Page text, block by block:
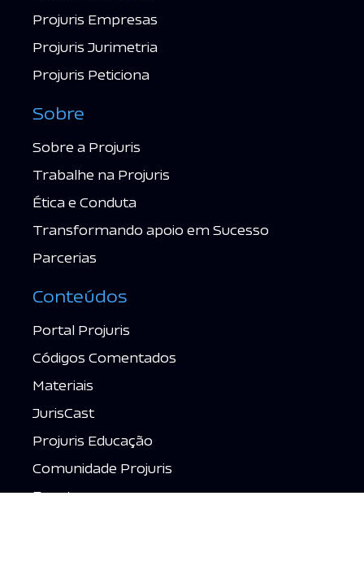
Projuris Empresas
Projuris Jurimetria
Projuris Peticiona
Sobre
Sobre a Projuris
Trabalhe na Projuris
Ética e Conduta
Transformando apoio em Sucesso
Parcerias
Conteúdos
Portal Projuris
Códigos Comentados
Materiais
JurisCast
Projuris Educação
Comunidade Projuris
Eventos